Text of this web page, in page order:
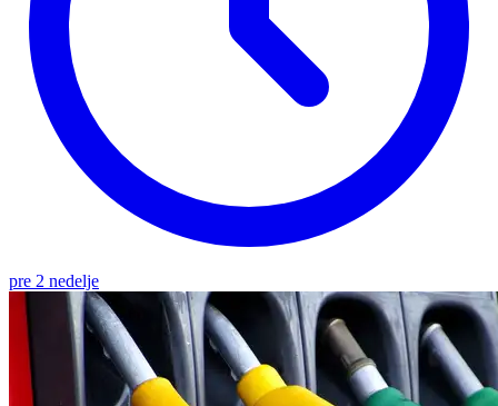
pre 2 nedelje